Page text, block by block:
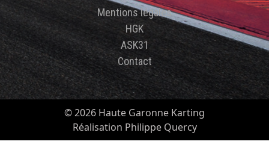
Mentions légales
HGK
ASK31
Contact
© 2026 Haute Garonne Karting
Réalisation Philippe Quercy